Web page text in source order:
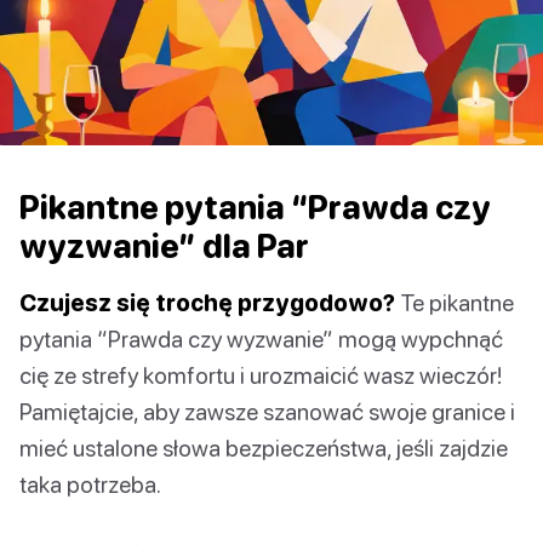
Pikantne pytania “Prawda czy
wyzwanie” dla Par
Czujesz się trochę przygodowo? Te pikantne
pytania “Prawda czy wyzwanie” mogą wypchnąć
cię ze strefy komfortu i urozmaicić wasz wieczór!
Pamiętajcie, aby zawsze szanować swoje granice i
mieć ustalone słowa bezpieczeństwa, jeśli zajdzie
taka potrzeba.